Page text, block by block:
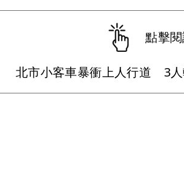
點擊
北市小客車暴衝上人行道 3